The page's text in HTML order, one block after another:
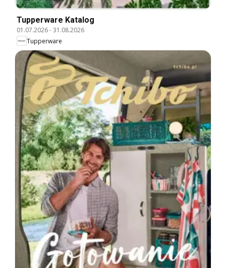
Tupperware Katalog
01.07.2026-31.08.2026
Tupperware